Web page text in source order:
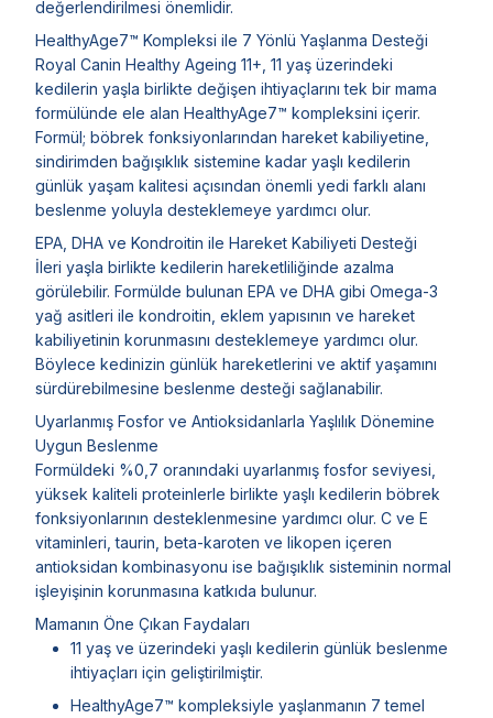
değerlendirilmesi önemlidir.
HealthyAge7™ Kompleksi ile 7 Yönlü Yaşlanma Desteği
Royal Canin Healthy Ageing 11+, 11 yaş üzerindeki
kedilerin yaşla birlikte değişen ihtiyaçlarını tek bir mama
formülünde ele alan HealthyAge7™ kompleksini içerir.
Formül; böbrek fonksiyonlarından hareket kabiliyetine,
sindirimden bağışıklık sistemine kadar yaşlı kedilerin
günlük yaşam kalitesi açısından önemli yedi farklı alanı
beslenme yoluyla desteklemeye yardımcı olur.
EPA, DHA ve Kondroitin ile Hareket Kabiliyeti Desteği
İleri yaşla birlikte kedilerin hareketliliğinde azalma
görülebilir. Formülde bulunan EPA ve DHA gibi Omega-3
yağ asitleri ile kondroitin, eklem yapısının ve hareket
kabiliyetinin korunmasını desteklemeye yardımcı olur.
Böylece kedinizin günlük hareketlerini ve aktif yaşamını
sürdürebilmesine beslenme desteği sağlanabilir.
Uyarlanmış Fosfor ve Antioksidanlarla Yaşlılık Dönemine
Uygun Beslenme
Formüldeki %0,7 oranındaki uyarlanmış fosfor seviyesi,
yüksek kaliteli proteinlerle birlikte yaşlı kedilerin böbrek
fonksiyonlarının desteklenmesine yardımcı olur. C ve E
vitaminleri, taurin, beta-karoten ve likopen içeren
antioksidan kombinasyonu ise bağışıklık sisteminin normal
işleyişinin korunmasına katkıda bulunur.
Mamanın Öne Çıkan Faydaları
11 yaş ve üzerindeki yaşlı kedilerin günlük beslenme
ihtiyaçları için geliştirilmiştir.
HealthyAge7™ kompleksiyle yaşlanmanın 7 temel